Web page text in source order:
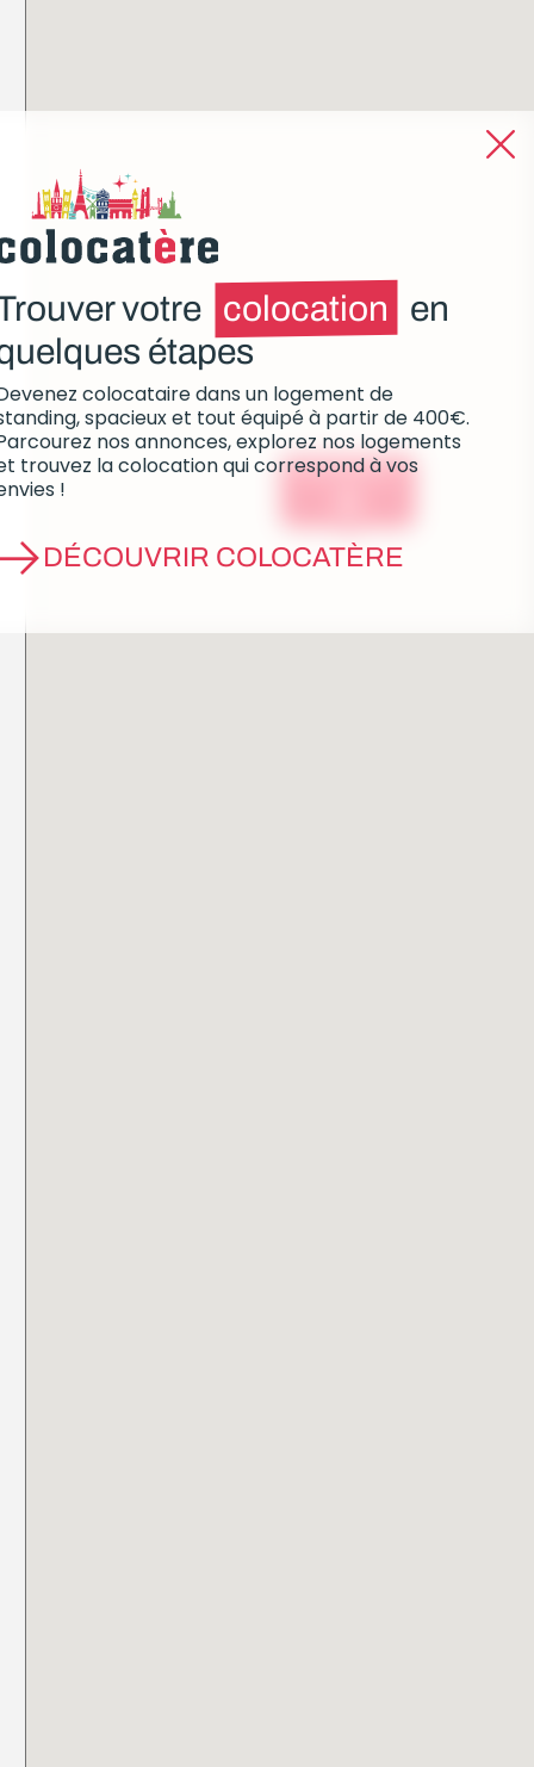
votre colocation
en
étapes
colocataire dans un logement de
spacieux et tout équipé à partir de 400€.
nos annonces, explorez nos logements
trouvez la colocation qui correspond à vos
!
DÉCOUVRIR COLOCATÈRE
Colocations :